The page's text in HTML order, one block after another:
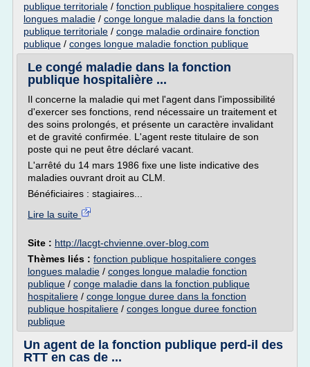
publique territoriale / fonction publique hospitaliere conges
longues maladie / conge longue maladie dans la fonction
publique territoriale / conge maladie ordinaire fonction
publique / conges longue maladie fonction publique
Le congé maladie dans la fonction
publique hospitalière ...
Il concerne la maladie qui met l'agent dans l'impossibilité
d'exercer ses fonctions, rend nécessaire un traitement et
des soins prolongés, et présente un caractère invalidant
et de gravité confirmée. L'agent reste titulaire de son
poste qui ne peut être déclaré vacant.
L'arrêté du 14 mars 1986 fixe une liste indicative des
maladies ouvrant droit au CLM.
Bénéficiaires : stagiaires...
Lire la suite
Site : http://lacgt-chvienne.over-blog.com
Thèmes liés : fonction publique hospitaliere conges
longues maladie / conges longue maladie fonction
publique / conge maladie dans la fonction publique
hospitaliere / conge longue duree dans la fonction
publique hospitaliere / conges longue duree fonction
publique
Un agent de la fonction publique perd-il des
RTT en cas de ...